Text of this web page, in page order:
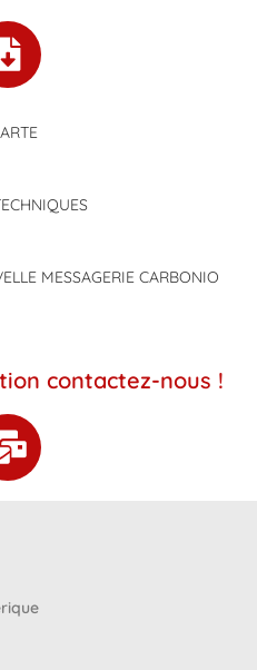
MESSAGERIE CARBONIO
contactez-nous !